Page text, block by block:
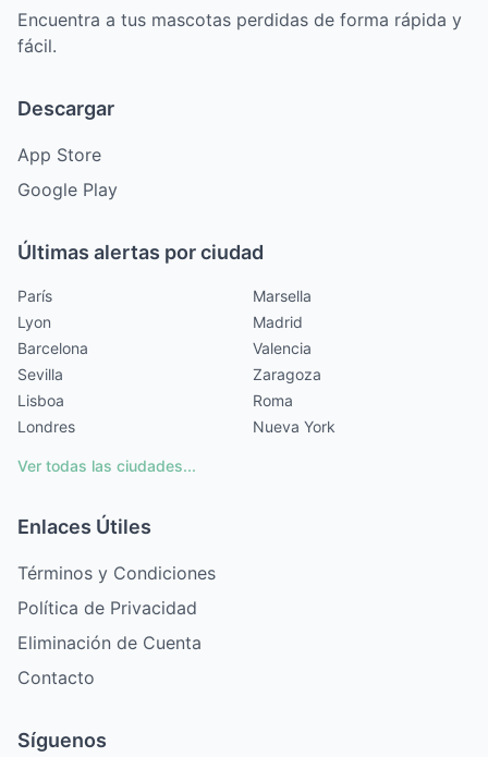
Encuentra a tus mascotas perdidas de forma rápida y
fácil.
Descargar
App Store
Google Play
Últimas alertas por ciudad
París
Marsella
Lyon
Madrid
Barcelona
Valencia
Sevilla
Zaragoza
Lisboa
Roma
Londres
Nueva York
Ver todas las ciudades...
Enlaces Útiles
Términos y Condiciones
Política de Privacidad
Eliminación de Cuenta
Contacto
Síguenos